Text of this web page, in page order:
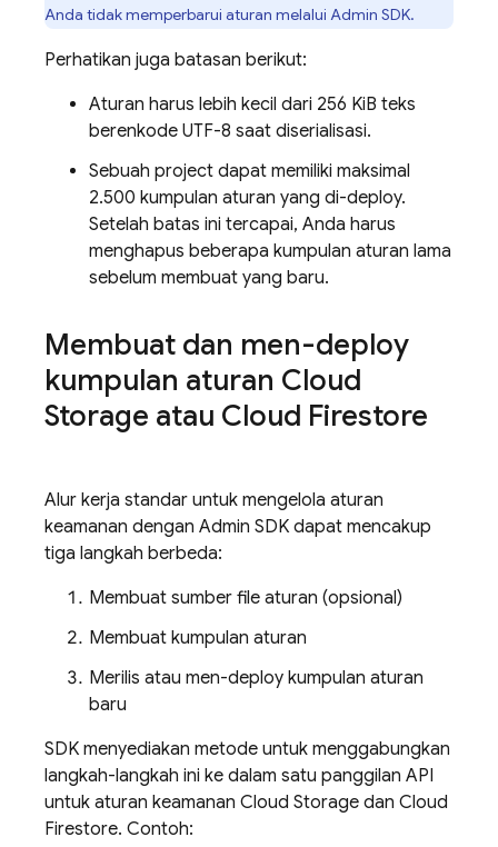
Anda tidak memperbarui aturan melalui Admin SDK.
Perhatikan juga batasan berikut:
Aturan harus lebih kecil dari 256 KiB teks
berenkode UTF-8 saat diserialisasi.
Sebuah project dapat memiliki maksimal
2.500 kumpulan aturan yang di-deploy.
Setelah batas ini tercapai, Anda harus
menghapus beberapa kumpulan aturan lama
sebelum membuat yang baru.
Membuat dan men-deploy
kumpulan aturan Cloud
Storage atau Cloud Firestore
Alur kerja standar untuk mengelola aturan
keamanan dengan Admin SDK dapat mencakup
tiga langkah berbeda:
Membuat sumber file aturan (opsional)
Membuat kumpulan aturan
Merilis atau men-deploy kumpulan aturan
baru
SDK menyediakan metode untuk menggabungkan
langkah-langkah ini ke dalam satu panggilan API
untuk aturan keamanan Cloud Storage dan Cloud
Firestore. Contoh: